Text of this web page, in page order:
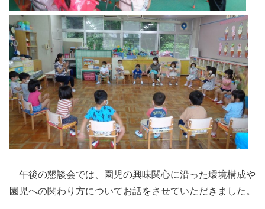
午後の懇談会では、園児の興味関心に沿った環境構成や
園児への関わり方についてお話をさせていただきました。